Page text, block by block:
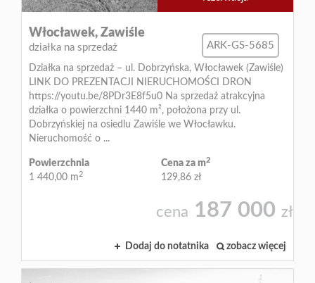
Włocławek, Zawiśle
działka na sprzedaż ARK-GS-5685
Działka na sprzedaż – ul. Dobrzyńska, Włocławek (Zawiśle)
LINK DO PREZENTACJI NIERUCHOMOŚCI DRON
https://youtu.be/8PDr3E8f5u0 Na sprzedaż atrakcyjna
działka o powierzchni 1440 m², położona przy ul.
Dobrzyńskiej na osiedlu Zawiśle we Włocławku.
Nieruchomość o ...
Powierzchnia
1 440,00 m 2
Cena za m2
129,86 zł
cena 187 000 zł
Dodaj do notatnika zobacz więcej